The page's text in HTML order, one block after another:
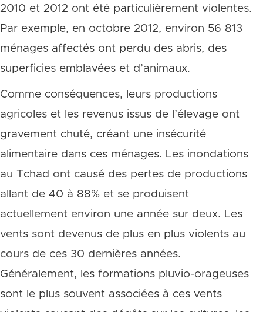
2010 et 2012 ont été particulièrement violentes.
Par exemple, en octobre 2012, environ 56 813
ménages affectés ont perdu des abris, des
superficies emblavées et d’animaux.
Comme conséquences, leurs productions
agricoles et les revenus issus de l’élevage ont
gravement chuté, créant une insécurité
alimentaire dans ces ménages. Les inondations
au Tchad ont causé des pertes de productions
allant de 40 à 88% et se produisent
actuellement environ une année sur deux. Les
vents sont devenus de plus en plus violents au
cours de ces 30 dernières années.
Généralement, les formations pluvio-orageuses
sont le plus souvent associées à ces vents